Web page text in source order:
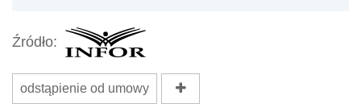
Źródło:
odstąpienie od umowy